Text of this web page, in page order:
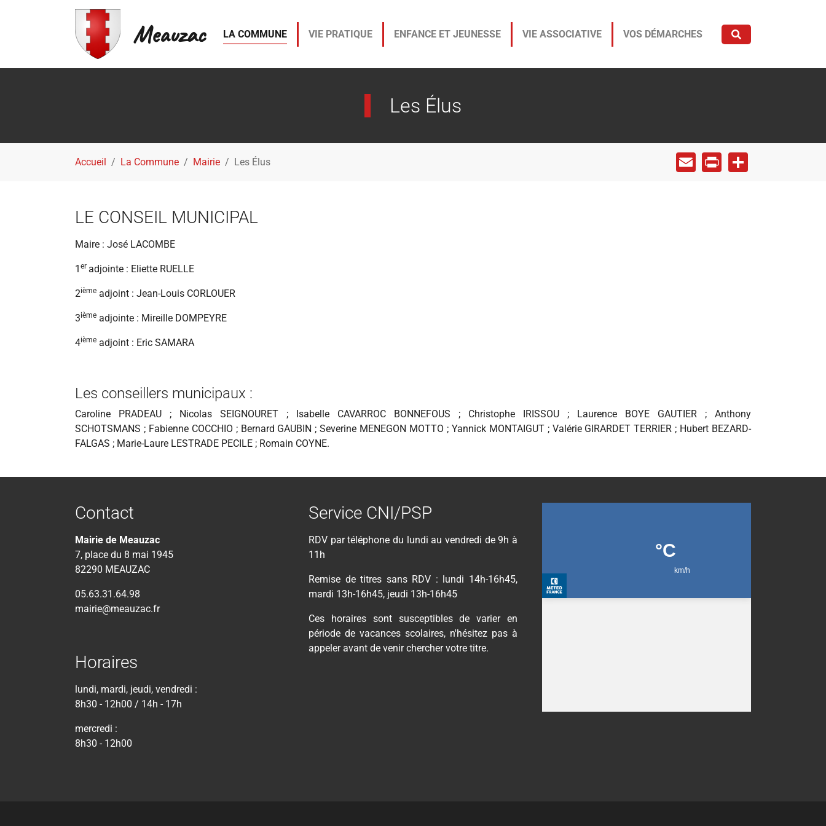
Meauzac LA COMMUNE VIE PRATIQUE ENFANCE ET JEUNESSE VIE ASSOCIATIVE VOS DÉMARCHES
Les Élus
Accueil
La Commune Mairie Les Élus Email Print Share
LE CONSEIL MUNICIPAL
Maire : José LACOMBE
1 er adjointe : Eliette RUELLE
2ième adjoint : Jean-Louis CORLOUER
3ième adjointe : Mireille DOMPEYRE
4ième adjoint : Eric SAMARA
Les conseillers municipaux :
Caroline PRADEAU ; Nicolas SEIGNOURET ; Isabelle CAVARROC BONNEFOUS ; Christophe IRISSOU ; Laurence BOYE GAUTIER ; Anthony
SCHOTSMANS ; Fabienne COCCHIO ; Bernard GAUBIN ; Severine MENEGON MOTTO ; Yannick MONTAIGUT ; Valérie GIRARDET TERRIER ; Hubert BEZARD-
FALGAS ; Marie-Laure LESTRADE PECILE ; Romain COYNE.
Contact
Mairie de Meauzac
7, place du 8 mai 1945
82290 MEAUZAC
05.63.31.64.98
mairie@meauzac.fr
Horaires
lundi, mardi, jeudi, vendredi :
8h30 - 12h00 / 14h - 17h
mercredi :
8h30 - 12h00
Service CNI/PSP
RDV par téléphone du lundi au vendredi de 9h à
11h
Remise de titres sans RDV : lundi 14h-16h45,
mardi 13h-16h45, jeudi 13h-16h45
Ces horaires sont susceptibles de varier en
période de vacances scolaires, n'hésitez pas à
appeler avant de venir chercher votre titre.